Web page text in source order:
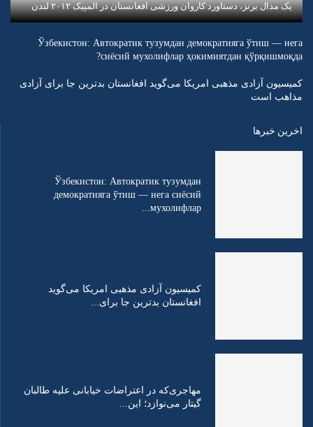
یک مدال برنز، دستاورد کاروان ورزشی افغانستان در المپیک ۲۰۱۲ لندن
Ўзбекистон: Автократик тузумдан демократияга ўтиш — нега
сиёсий мухолифлар ҳокимиятдан қўрқишмоқда?
کمیسیون آزادی مذهبی امریکا می‌گوید افغانستان بدترین جا برای آزادی
مذاهب است
اخرین خبرها
Ўзбекистон: Автократик тузумдан
демократияга ўтиш — нега сиёсий
мухолифлар...
کمیسیون آزادی مذهبی امریکا می‌گوید
افغانستان بدترین جا برای...
مهاجری‌که در اعتراضات خیابانی علیه طالبان
گیتار می‌نوازد؛ این...